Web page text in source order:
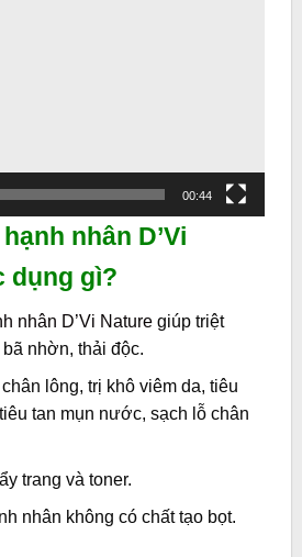
00:44
nhân D’Vi
dụng gì?
nhân D’Vi Naturegiúp triệt
nhờn, thải độc.
lông, trị khô viêm da, tiêu
tan mụn nước, sạch lỗ chân
trang và toner.
nhân không có chất tạo bọt.